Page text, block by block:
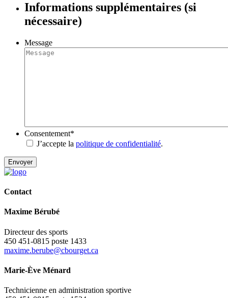
Informations supplémentaires (si
nécessaire)
Message
Consentement*
J’accepte la politique de confidentialité.
Contact
Maxime Bérubé
Directeur des sports
450 451-0815 poste 1433
maxime.berube@cbourget.ca
Marie-Ève Ménard
Technicienne en administration sportive